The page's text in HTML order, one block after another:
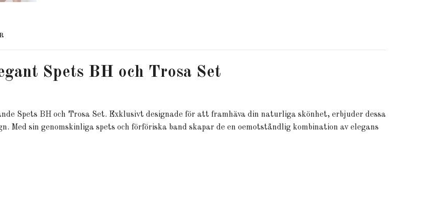
Spets BH och Trosa Set
Spets BH och Trosa Set. Exklusivt designade för att framhäva din naturliga skönhet, erbjuder dessa
Med sin genomskinliga spets och förföriska band skapar de en oemotståndlig kombination av elegans